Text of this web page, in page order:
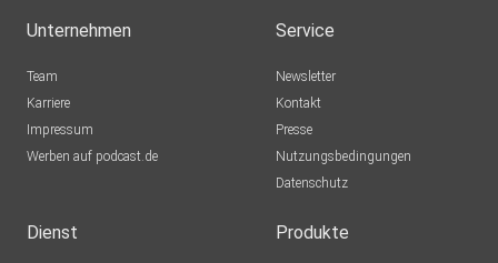
Unternehmen
Team
Karriere
Impressum
Werben auf podcast.de
Service
Newsletter
Kontakt
Presse
Nutzungsbedingungen
Datenschutz
Dienst Produkte